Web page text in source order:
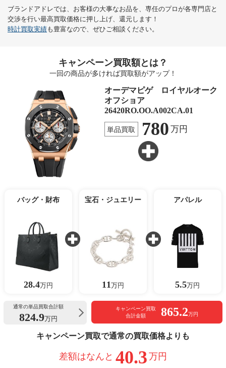
ブランドアドレでは、お客様の大事なお品を、専任のプロが各専門店と
交渉を行い最高買取価格に押し上げ、還元します！
時計買取実績も豊富なので、ぜひご相談ください。
キャンペーン買取額とは？
一回の商品が多ければ買取額がアップ！
オーデマピゲ ロイヤルオーク
オフショア
26420RO.OO.A002CA.01
単品買取 780 万円
バッグ・財布
28.4万円
宝石・ジュエリー
11 万円
アパレル
5.5万円
通常の単品買取合計額
824.9万円
キャンペーン買取
合計金額
865.2万円
キャンペーン買取で通常の買取価格よりも
差額はなんと 40.3 万円